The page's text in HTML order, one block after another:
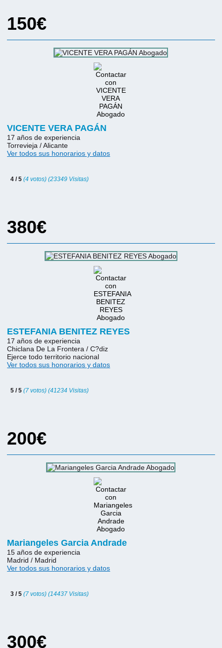
150€
VICENTE VERA PAGÁN
17 años de experiencia
Torrevieja / Alicante
Ver todos sus honorarios y datos
4 / 5(4 votos) (23349 Visitas)
380€
ESTEFANIA BENITEZ REYES
17 años de experiencia
Chiclana De La Frontera / C?diz
Ejerce todo territorio nacional
Ver todos sus honorarios y datos
5 / 5(7 votos) (41234 Visitas)
200€
Mariangeles Garcia Andrade
15 años de experiencia
Madrid / Madrid
Ver todos sus honorarios y datos
3 / 5(7 votos) (14437 Visitas)
300€